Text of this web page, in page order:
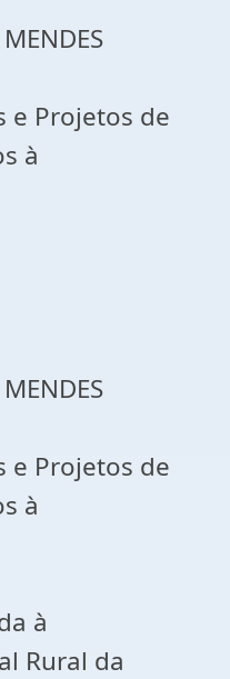
e Projetos de
à
e Projetos de
à
à
Rural da